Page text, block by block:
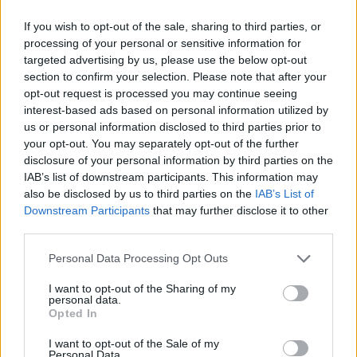
If you wish to opt-out of the sale, sharing to third parties, or
processing of your personal or sensitive information for
targeted advertising by us, please use the below opt-out
section to confirm your selection. Please note that after your
opt-out request is processed you may continue seeing
interest-based ads based on personal information utilized by
us or personal information disclosed to third parties prior to
your opt-out. You may separately opt-out of the further
disclosure of your personal information by third parties on the
IAB’s list of downstream participants. This information may
also be disclosed by us to third parties on the IAB’s List of
Downstream Participants that may further disclose it to other
Personal Data Processing Opt Outs
I want to opt-out of the Sharing of my
personal data.
Opted In
I want to opt-out of the Sale of my
Personal Data.
l'ultima volta che mi trovo costretta a
sollevare pubblicamente queste domande. Di
certo, dentro di me, non smetterò mai di
pormele. Perché il tempo passa, ma la
cicatrice dell'ingiustizia resta per sempre".
Giorgio Mulè: "Prima
verificare, poi pubblicare.
Minetti era la strega da